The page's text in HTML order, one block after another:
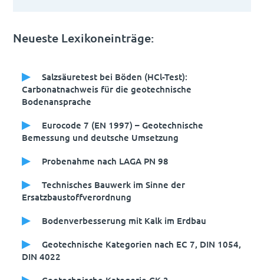
Neueste Lexikoneinträge:
Salzsäuretest bei Böden (HCl-Test):
Carbonatnachweis für die geotechnische
Bodenansprache
Eurocode 7 (EN 1997) – Geotechnische
Bemessung und deutsche Umsetzung
Probenahme nach LAGA PN 98
Technisches Bauwerk im Sinne der
Ersatzbaustoffverordnung
Bodenverbesserung mit Kalk im Erdbau
Geotechnische Kategorien nach EC 7, DIN 1054,
DIN 4022